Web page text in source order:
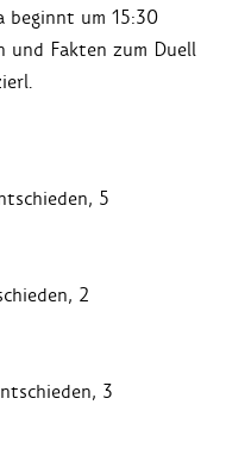
beginnt um 15:30
und Fakten zum Duell
5
2
3